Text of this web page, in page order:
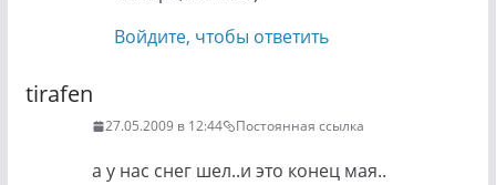
Войдите, чтобы ответить
tirafen
27.05.2009 в 12:44 Постоянная ссылка
а у нас снег шел..и это конец мая..